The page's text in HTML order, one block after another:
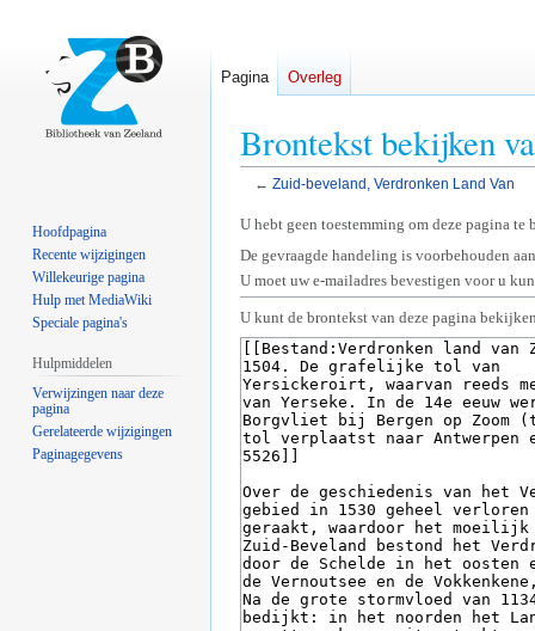
Brontekst bekijken
← Zuid-beveland, Verdronken Land Van
Naar
navigatie
springen
Naar
zoeken
springen
U hebt geen toestemming om deze pagina te
De gevraagde handeling is voorbehouden
U moet uw e-mailadres bevestigen voor u
U kunt de brontekst van deze pagina
Pagina Overleg
Hoofdpagina
Recente wijzigingen
Willekeurige pagina
Hulp met MediaWiki
Speciale pagina's
Hulpmiddelen
Verwijzingen naar deze
pagina
Gerelateerde wijzigingen
Paginagegevens